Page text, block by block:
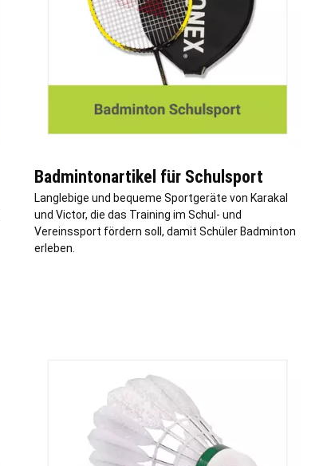
Badmintonartikel für Schulsport
Langlebige und bequeme Sportgeräte von Karakal
und Victor, die das Training im Schul- und
Vereinssport fördern soll, damit Schüler Badminton
erleben.